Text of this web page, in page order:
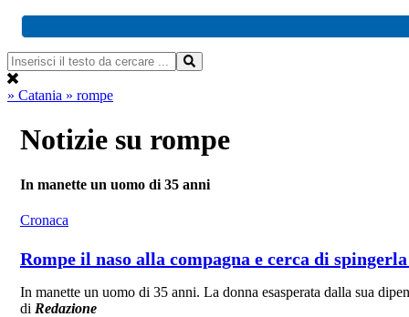
» Catania » rompe
Notizie su rompe
In manette un uomo di 35 anni
Cronaca
Rompe il naso alla compagna e cerca di
In manette un uomo di 35 anni. La donna esasperata dalla sua
di Redazione